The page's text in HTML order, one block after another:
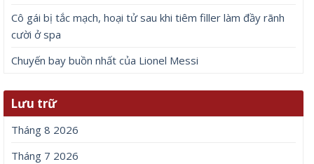
Cô gái bị tắc mạch, hoại tử sau khi tiêm filler làm đầy rãnh
cười ở spa
Chuyến bay buồn nhất của Lionel Messi
Lưu trữ
Tháng 8 2026
Tháng 7 2026